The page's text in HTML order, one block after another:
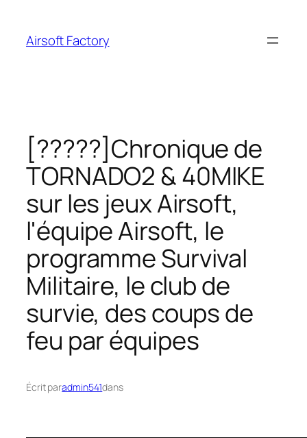
contenu
Airsoft Factory
[?????]Chronique de
TORNADO2 & 40MIKE
sur les jeux Airsoft,
l'équipe Airsoft, le
programme Survival
Militaire, le club de
survie, des coups de
feu par équipes
Écrit paradmin541dans